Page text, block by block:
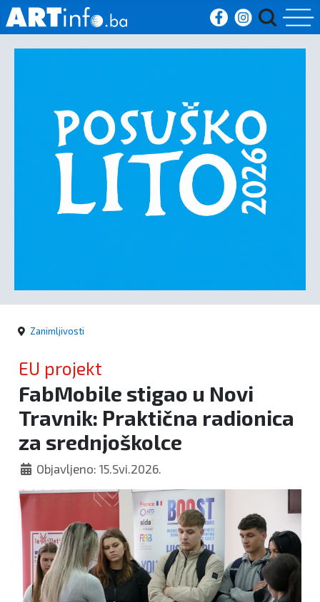
Sport
Kultura
Crna
Zanimljivosti
EU projekt
FabMobile stigao u Novi
Travnik: Praktična radionica
za srednjoškolce
Objavljeno: 15.Svi.2026.